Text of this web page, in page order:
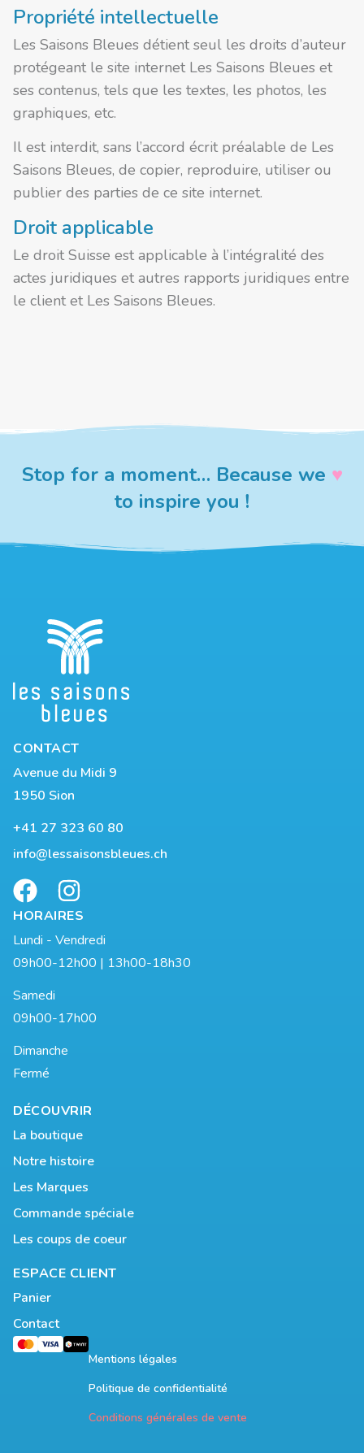
Propriété intellectuelle
Les Saisons Bleues détient seul les droits d’auteur
protégeant le site internet Les Saisons Bleues et
ses contenus, tels que les textes, les photos, les
graphiques, etc.
Il est interdit, sans l’accord écrit préalable de Les
Saisons Bleues, de copier, reproduire, utiliser ou
publier des parties de ce site internet.
Droit applicable
Le droit Suisse est applicable à l’intégralité des
actes juridiques et autres rapports juridiques entre
le client et Les Saisons Bleues.
Stop for a moment… Because we ♥︎
to inspire you !
CONTACT
Avenue du Midi 9
1950 Sion
+41 27 323 60 80
info@lessaisonsbleues.ch
HORAIRES
Lundi - Vendredi
09h00-12h00 | 13h00-18h30
Samedi
09h00-17h00
Dimanche
Fermé
DÉCOUVRIR
La boutique
Notre histoire
Les Marques
Commande spéciale
Les coups de coeur
ESPACE CLIENT
Panier
Contact
Mentions légales
Politique de confidentialité
Conditions générales de vente